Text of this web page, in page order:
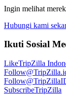
Ingin melihat
Hubungi kami
Ikuti Sosial
LikeTripZilla
Follow
Follow
SubscribeTripZilla